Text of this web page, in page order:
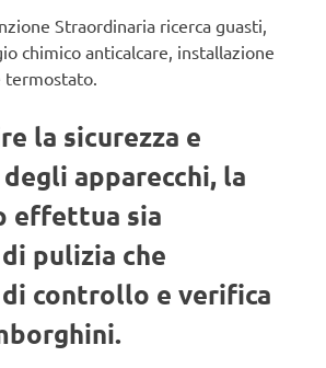
Straordinaria ricerca guasti,
chimico anticalcare, installazione
termostato.
la sicurezza e
apparecchi, la
effettua sia
pulizia che
controllo e verifica